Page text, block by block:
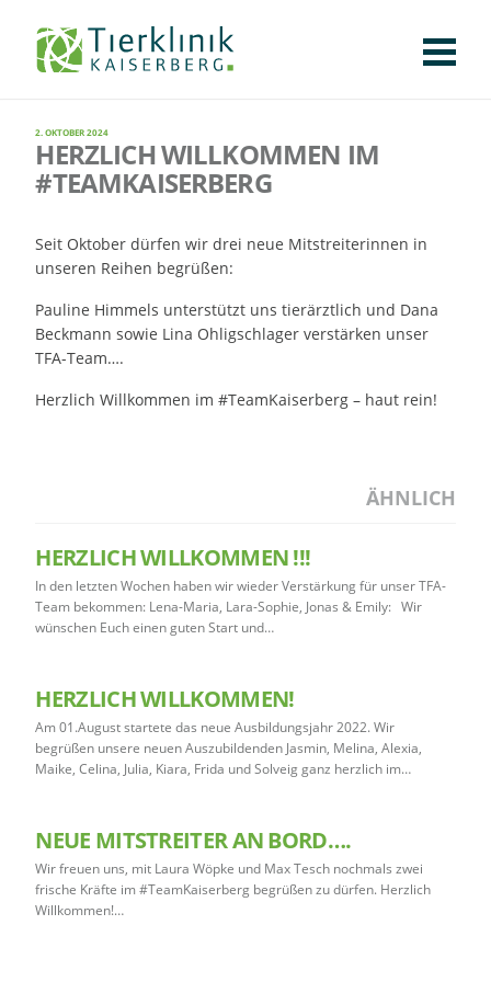
KLINIK
CHIRURGIE
AUGENHEILKUNDE
KARDIOLOGIE
BILDGEBUNG
INNERE MEDIZIN
WEITERE
AKTUELLES
KARRIERE
VERANSTALTUNGEN
PUBLIKATIONEN
DOWNLOADS
LEXIKON
KONTAKT
Tierklinik
Kaiserberg
2. OKTOBER 2024
HERZLICH WILLKOMMEN IM
#TEAMKAISERBERG
Seit Oktober dürfen wir drei neue Mitstreiterinnen in
unseren Reihen begrüßen:
Pauline Himmels unterstützt uns tierärztlich und Dana
Beckmann sowie Lina Ohligschlager verstärken unser
TFA-Team….
Herzlich Willkommen im #TeamKaiserberg – haut rein!
ÄHNLICH
HERZLICH WILLKOMMEN !!!
In den letzten Wochen haben wir wieder Verstärkung für unser TFA-
Team bekommen: Lena-Maria, Lara-Sophie, Jonas & Emily: Wir
wünschen Euch einen guten Start und…
HERZLICH WILLKOMMEN!
Am 01.August startete das neue Ausbildungsjahr 2022. Wir
begrüßen unsere neuen Auszubildenden Jasmin, Melina, Alexia,
Maike, Celina, Julia, Kiara, Frida und Solveig ganz herzlich im…
NEUE MITSTREITER AN BORD….
Wir freuen uns, mit Laura Wöpke und Max Tesch nochmals zwei
frische Kräfte im #TeamKaiserberg begrüßen zu dürfen. Herzlich
Willkommen!…